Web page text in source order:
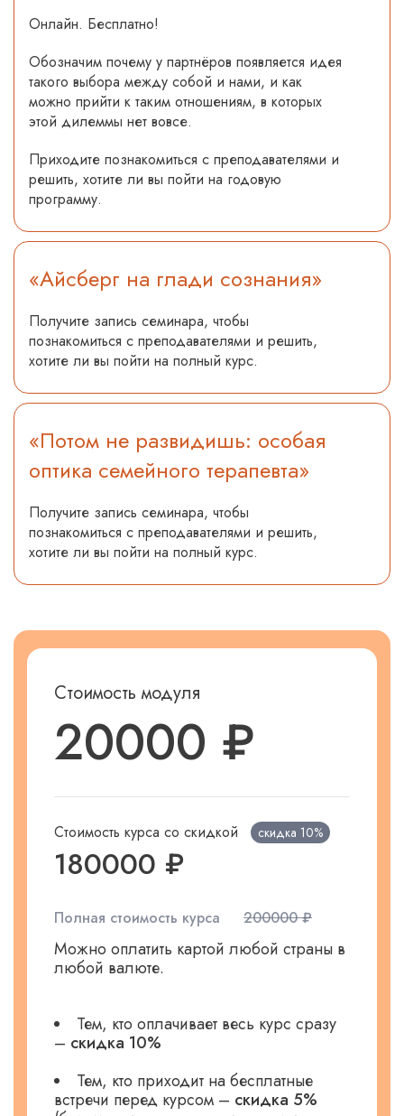
Онлайн. Бесплатно!
Обозначим почему у партнёров появляется идея
такого выбора между собой и нами, и как
можно прийти к таким отношениям, в которых
этой дилеммы нет вовсе.
Приходите познакомиться с преподавателями и
решить, хотите ли вы пойти на годовую
программу.
«Айсберг на глади сознания»
Получите запись семинара, чтобы
познакомиться с преподавателями и решить,
хотите ли вы пойти на полный курс.
«Потом не развидишь: особая
оптика семейного терапевта»
Получите запись семинара, чтобы
познакомиться с преподавателями и решить,
хотите ли вы пойти на полный курс.
Стоимость модуля
20000 ₽
Стоимость курса со скидкой скидка 10%
180000 ₽
Полная стоимость курса 200000 ₽
Можно оплатить картой любой страны в
любой валюте.
Тем, кто оплачивает весь курс сразу
– скидка 10%
Тем, кто приходит на бесплатные
встречи перед курсом – скидка 5%